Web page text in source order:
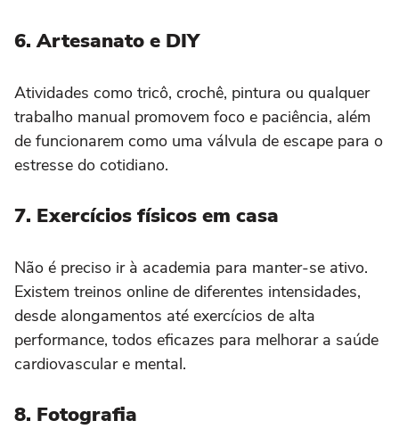
6. Artesanato e DIY
Atividades como tricô, crochê, pintura ou qualquer
trabalho manual promovem foco e paciência, além
de funcionarem como uma válvula de escape para o
estresse do cotidiano.
7. Exercícios físicos em casa
Não é preciso ir à academia para manter-se ativo.
Existem treinos online de diferentes intensidades,
desde alongamentos até exercícios de alta
performance, todos eficazes para melhorar a saúde
cardiovascular e mental.
8. Fotografia